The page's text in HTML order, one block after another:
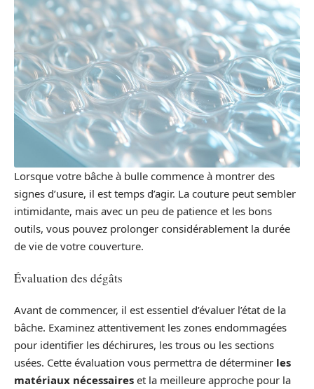
Lorsque votre bâche à bulle commence à montrer des
signes d’usure, il est temps d’agir. La couture peut sembler
intimidante, mais avec un peu de patience et les bons
outils, vous pouvez prolonger considérablement la durée
de vie de votre couverture.
Évaluation des dégâts
Avant de commencer, il est essentiel d’évaluer l’état de la
bâche. Examinez attentivement les zones endommagées
pour identifier les déchirures, les trous ou les sections
usées. Cette évaluation vous permettra de déterminer les
matériaux nécessaires et la meilleure approche pour la